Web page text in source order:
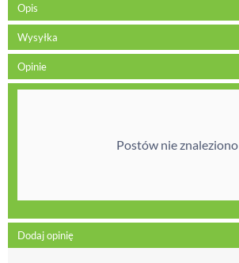
Opis
Wysyłka
Opinie
Postów nie znaleziono
Dodaj opinię